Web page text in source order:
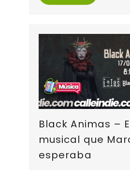
Black Animas –
musical que
esperaba